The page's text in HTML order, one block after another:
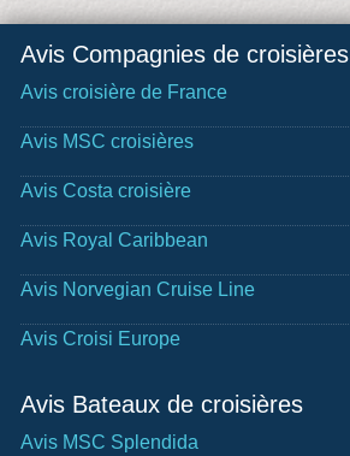
Avis Compagnies de croisières
Avis croisière de France
Avis MSC croisières
Avis Costa croisière
Avis Royal Caribbean
Avis Norvegian Cruise Line
Avis Croisi Europe
Avis Bateaux de croisières
Avis MSC Splendida